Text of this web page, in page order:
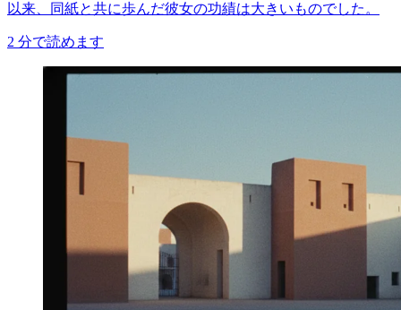
以来、同紙と共に歩んだ彼女の功績は大きいものでした。
2 分で読めます